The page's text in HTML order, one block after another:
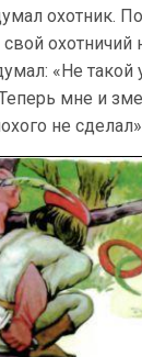
охотник.
охотни­чий
«Не такой
мне и
не